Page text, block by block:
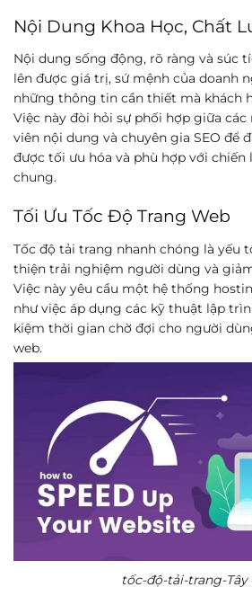
Nội Dung Khoa Học, Chất
Nội dung sống động, rõ ràng và súc
lên được giá trị, sứ mệnh của doanh
những thông tin cần thiết mà khách
Việc này đòi hỏi sự phối hợp giữa các
viên nội dung và chuyên gia SEO để
được tối ưu hóa và phù hợp với chiến
chung.
Tối Ưu Tốc Độ Trang Web
Tốc độ tải trang nhanh chóng là yếu
thiện trải nghiệm người dùng và
Việc này yêu cầu một hệ thống
như việc áp dụng các kỹ thuật lập
kiệm thời gian chờ đợi cho người
web.
tốc-độ-tải-trang-Tây